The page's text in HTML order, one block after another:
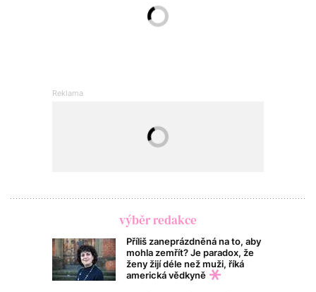
výběr redakce
Příliš zaneprázdněná na to, aby
mohla zemřít? Je paradox, že
ženy žijí déle než muži, říká
americká vědkyně